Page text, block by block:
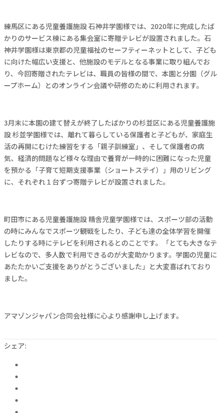
練馬区にある児童養護施設 石神井学園様では、2020年に完成したば
かりのサービス棟にある集会室に寄贈テレビが設置されました。石
神井学園様は東京都の児童福祉のセーフティーネットとして、子ども
に向けた幅広い支援と、他施設のモデルとなる事業に取り組んでお
り、今回寄贈されたテレビは、職員の皆様の間で、本園と分園（グル
ープホーム）とのオンライン会議や研修のために利用されます。
3月末に本園の建て替えが終了したばかりの杉並区にある児童養護施
設 杉並学園様では、離れて暮らしている保護者と子どもが、家庭生
活の再開にむけた練習をする「親子訓練室」、そして保護者の病
気、経済的問題など様々な理由で養育が一時的に困難になった児童
を預かる「子育て短期支援事業（ショートステイ）」用のリビング
に、それぞれ１台ずつ寄贈テレビが設置されました。
町田市にある児童養護施設 精舎児童学園様では、スポーツ部の活動
の時にみんなでスポーツ観戦をしたり、子ども達の全体学習を開催
したりする時にテレビを利用されるとのことです。「とても大きなテ
レビなので、多人数で利用できるのが大変助かります。学園の児童に
あたたかいご支援をありがとうございました」と大変喜ばれており
ました。
アマゾンジャパン合同会社様に心より感謝申し上げます。
シェア: